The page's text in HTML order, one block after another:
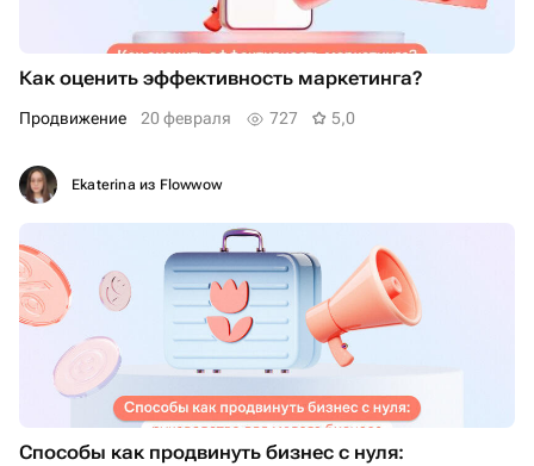
Как оценить эффективность маркетинга?
Продвижение 20 февраля 727 5,0
Ekaterina из Flowwow
Способы как продвинуть бизнес с нуля: